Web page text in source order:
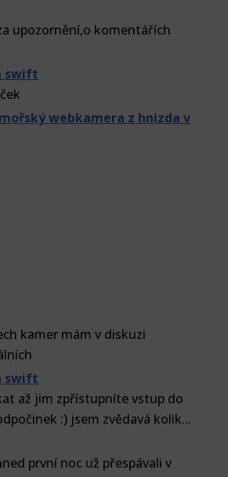
upozornění,o komentářích
swift
webkamera z hnízda v
kamer mám v diskuzi
swift
až jim zpřístupníte vstup do
:) jsem zvědavá kolik...
první noc už přespávali v